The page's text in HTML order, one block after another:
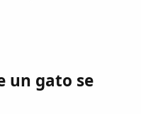
un gato se